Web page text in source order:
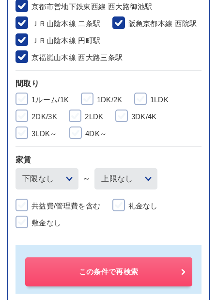
京都市営地下鉄東西線 西大路御池駅
ＪＲ山陰本線 二条駅 阪急京都本線 西院駅
ＪＲ山陰本線 円町駅
京福嵐山本線 西大路三条駅
間取り
1ルーム/1K
1DK/2K 1LDK
2DK/3K 2LDK 3DK/4K
3LDK～ 4DK～
家賃
～
共益費/管理費を含む 礼金なし
敷金なし
この条件で再検索